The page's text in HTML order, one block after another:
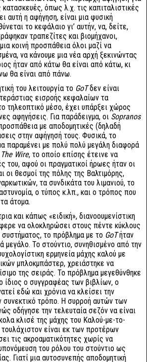
κατασκευές, όπως λ.χ. τις καπιταλιστικές
αυτή η αφήγηση, είναι μια φυσική
το κεφάλαιο γι’ αυτήν, να, δείτε,
τραπεζίτες και βιομήχανοι,
κοινή προσπάθεια όλοι μαζί να
να κάνουμε μια νέα αρχή ξεκινώντας
ήταν από κάτω θα είναι από κάτω, κι
θα είναι από πάνω.
του λειτουργία το GoTδεν είναι
εισροής κεφαλαίων τα
τηλεοπτικό μέσο, έχει υπάρξει χώρος
αφηγήσεις. Για παράδειγμα, οι Sopranos
με αποδομητικές (δηλαδή
στην αφήγησή τους. Φυσικά, το
παραμένει με πολύ πολύ μεγάλη διαφορά
The Wire, το οποίο επίσης έτεινε να
του, αφού οι πραγματικοί ήρωες ήταν οι
οι θεσμοί της πόλης της Βαλτιμόρης,
τα συνδικάτα του λιμανιού, το
ο τύπος κ.λπ., και ο τρόπος που
άτομα.
και κάπως «ειδική», διανοουμενίστικη
να ολοκληρώσει στους πέντε κύκλους
το πρόβλημα με το GoTήταν
μεγάλο. Το στούντιο, συνηθισμένο από την
ερμηνεία μάχης καλού με
μπλοκμπάστερ, χρειάστηκε να
της σειράς. Το πρόβλημα μεγεθύνθηκε
ίδιος ο συγγραφέας των βιβλίων, ο
εδώ και χρόνια να κλείσει την
συνεκτικό τρόπο. Η συρροή αυτών των
οδήγησε την τελευταία σεζόν να είναι
κλισέ της μάχης του Καλού-με-το-
είναι εκ των προτέρων
τις ακροαματικότητες χωρίς να
του ρόλου του στούντιο ως
Γιατί μια αυτοσυνεπής αποδομητική